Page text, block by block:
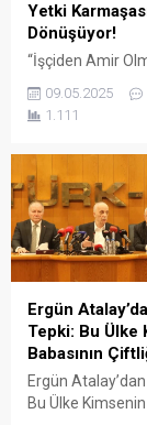
Yetki
Dönüşüyor!
“İşçiden Amir
Karmaşası Krize
Dönüşüyor!
yeni bir boyuta
İş Genel Başkanı
Atalay’ın son
bazı memur
kamu işçilerine
yaklaşımlarını
serdi. Atalay,
sendikalarının
başvurarak
olmaz” ifadesini
09.05.2025
1.111
Ergün
Tepki: Bu Ülke
Babasının
Ergün
Bu Ülke Kimsenin